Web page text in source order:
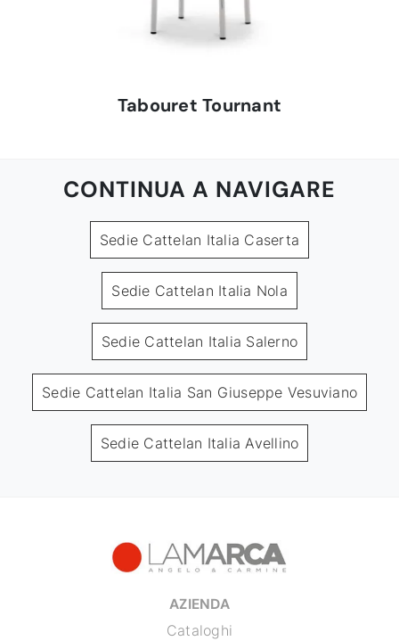
Tabouret Tournant
CONTINUA A NAVIGARE
Sedie Cattelan Italia Caserta
Sedie Cattelan Italia Nola
Sedie Cattelan Italia Salerno
Sedie Cattelan Italia San Giuseppe Vesuviano
Sedie Cattelan Italia Avellino
AZIENDA
Cataloghi